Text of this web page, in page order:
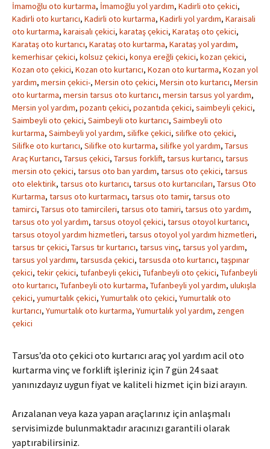
İmamoğlu oto kurtarma, İmamoğlu yol yardım, Kadirli oto çekici,
Kadirli oto kurtarıcı, Kadirli oto kurtarma, Kadirli yol yardım, Karaisali
oto kurtarma, karaisalı çekici, karataş çekici, Karataş oto çekici,
Karataş oto kurtarıcı, Karataş oto kurtarma, Karataş yol yardım,
kemerhisar çekici, kolsuz çekici, konya ereğli çekici, kozan çekici,
Kozan oto çekici, Kozan oto kurtarıcı, Kozan oto kurtarma, Kozan yol
yardım, mersin çekici-, Mersin oto çekici, Mersin oto kurtarıcı, Mersin
oto kurtarma, mersin tarsus oto kurtarıcı, mersin tarsus yol yardım,
Mersin yol yardım, pozantı çekici, pozantıda çekici, saimbeyli çekici,
Saimbeyli oto çekici, Saimbeyli oto kurtarıcı, Saimbeyli oto
kurtarma, Saimbeyli yol yardım, silifke çekici, silifke oto çekici,
Silifke oto kurtarıcı, Silifke oto kurtarma, silifke yol yardım, Tarsus
Araç Kurtarıcı, Tarsus çekici, Tarsus forklift, tarsus kurtarıcı, tarsus
mersin oto çekici, tarsus oto ban yardım, tarsus oto çekici, tarsus
oto elektirik, tarsus oto kurtarıcı, tarsus oto kurtarıcıları, Tarsus Oto
Kurtarma, tarsus oto kurtarmacı, tarsus oto tamir, tarsus oto
tamirci, Tarsus oto tamircileri, tarsus oto tamiri, tarsus oto yardım,
tarsus oto yol yardım, tarsus otoyol çekici, tarsus otoyol kurtarıcı,
tarsus otoyol yardım hizmetleri, tarsus otoyol yol yardım hizmetleri,
tarsus tır çekici, Tarsus tır kurtarıcı, tarsus vinç, tarsus yol yardım,
tarsus yol yardımı, tarsusda çekici, tarsusda oto kurtarıcı, taşpınar
çekici, tekir çekici, tufanbeyli çekici, Tufanbeyli oto çekici, Tufanbeyli
oto kurtarıcı, Tufanbeyli oto kurtarma, Tufanbeyli yol yardım, ulukışla
çekici, yumurtalık çekici, Yumurtalık oto çekici, Yumurtalık oto
kurtarıcı, Yumurtalık oto kurtarma, Yumurtalık yol yardım, zengen
çekici
Tarsus’da oto çekici oto kurtarıcı araç yol yardım acil oto
kurtarma vinç ve forklift işleriniz için 7 gün 24 saat
yanınızdayız uygun fiyat ve kaliteli hizmet için bizi arayın.
Arızalanan veya kaza yapan araçlarınız için anlaşmalı
servisimizde bulunmaktadır aracınızı garantili olarak
yaptırabilirsiniz.